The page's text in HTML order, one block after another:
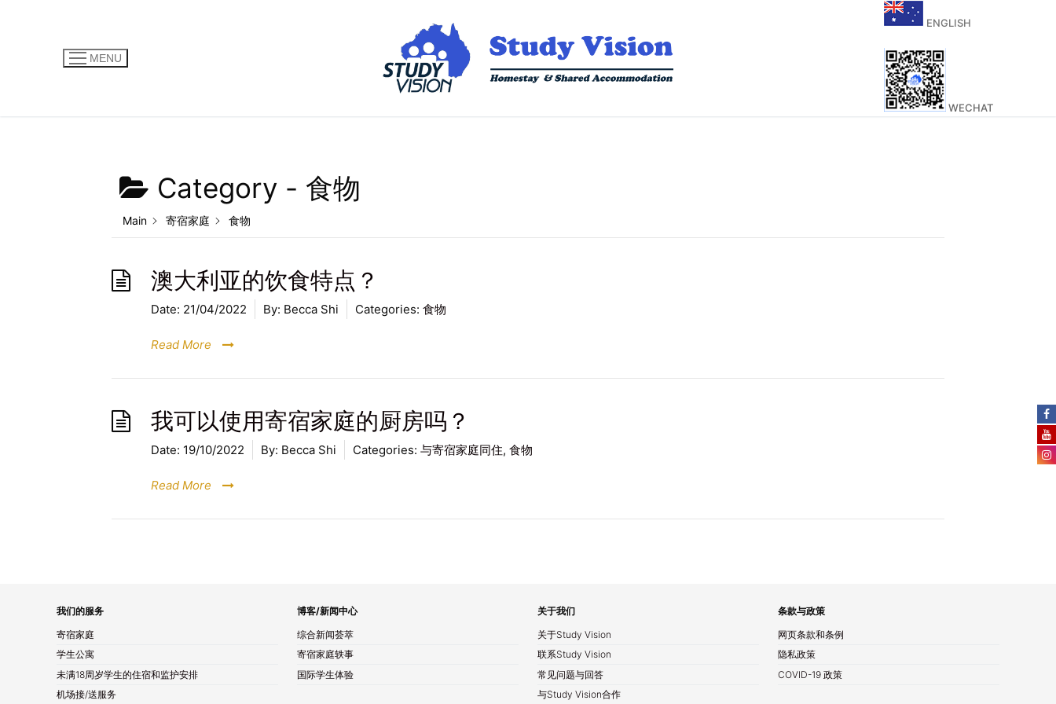
MENU
ENGLISH
WECHAT
Category - 食物
Main 寄宿家庭 食物
澳大利亚的饮食特点？
Date: 21/04/2022 By: Becca Shi Categories: 食物
Read More
我可以使用寄宿家庭的厨房吗？
Date: 19/10/2022 By: Becca Shi Categories: 与寄宿家庭同住, 食物
Read More
我们的服务
寄宿家庭
学生公寓
未满18周岁学生的住宿和监护安排
机场接/送服务
博客/新闻中心
综合新闻荟萃
寄宿家庭轶事
国际学生体验
关于我们
关于Study Vision
联系Study Vision
常见问题与回答
与Study Vision合作
条款与政策
网页条款和条例
隐私政策
COVID-19 政策